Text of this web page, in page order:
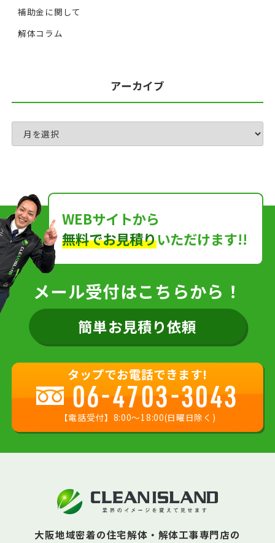
補助金に関して
解体コラム
アーカイブ
WEBサイトから
無料でお見積りいただけます!!
メール受付はこちらから！
簡単お見積り依頼
タップでお電話できます!
06-4703-3043
【電話受付】8:00〜18:00(日曜日除く)
大阪地域密着の住宅解体・解体工事専門店の